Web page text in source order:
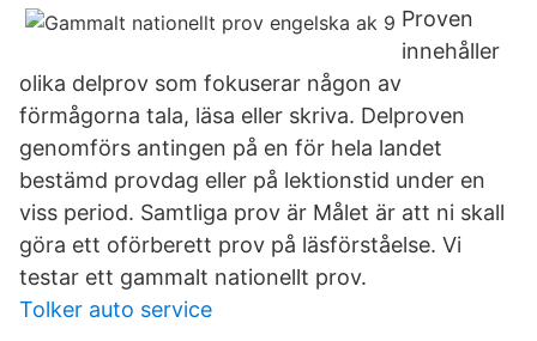
Proven
innehåller
olika delprov som fokuserar någon av
förmågorna tala, läsa eller skriva. Delproven
genomförs antingen på en för hela landet
bestämd provdag eller på lektionstid under en
viss period. Samtliga prov är Målet är att ni skall
göra ett oförberett prov på läsförståelse. Vi
testar ett gammalt nationellt prov.
Tolker auto service